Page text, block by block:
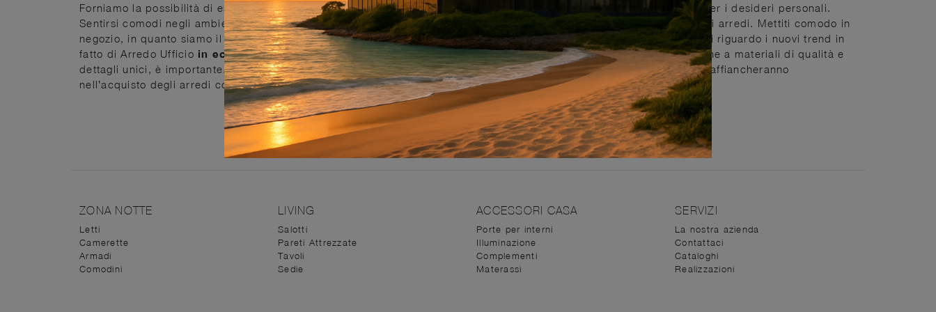
Forniamo la possibilità di essere seguiti dal progetto degli ambienti da arredare, al fine di offrire ilservizio su misura per i desideri personali.
Sentirsi comodi negli ambienti dove si passa del tempo è di primaria importanza, quindi è fondamentale la scelta degli arredi. Mettiti comodo in
negozio, in quanto siamo il posto perfetto in cui incontrare interior designers e venire a conoscenza di consigli originali riguardo i nuovi trend in
fatto di Arredo Ufficio in ecopelle. Al giorno d'oggi ammobiliare gli spazi indoor con eleganza e charme, con attenzione a materiali di qualità e
dettagli unici, è importante. Con lo scopo di abbinare perfettamente estetica e praticità, i migliori interior designers ti affiancheranno
nell’acquisto degli arredi con passione e disponibilità.
ZONA NOTTE
Letti
Camerette
Armadi
Comodini
LIVING
Salotti
Pareti Attrezzate
Tavoli
Sedie
ACCESSORI CASA
Porte per interni
Illuminazione
Complementi
Materassi
SERVIZI
La nostra azienda
Contattaci
Cataloghi
Realizzazioni